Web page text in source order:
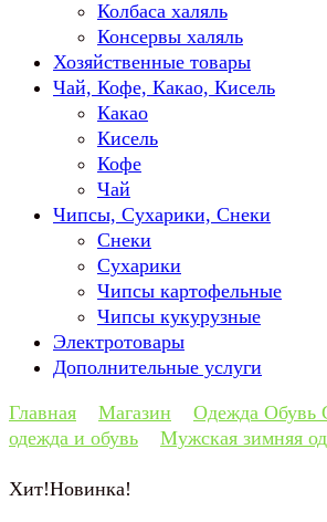
Колбаса халяль
Консервы халяль
Хозяйственные товары
Чай, Кофе, Какао, Кисель
Какао
Кисель
Кофе
Чай
Чипсы, Сухарики, Снеки
Снеки
Сухарики
Чипсы картофельные
Чипсы кукурузные
Электротовары
Дополнительные услуги
Главная Магазин Одежда Обувь
одежда и обувь
Мужская зимняя
Хит!Новинка!